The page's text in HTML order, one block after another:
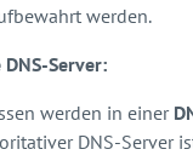
werden.
Server:
werden in einer
DNS-Server